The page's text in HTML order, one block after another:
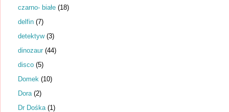
czarno- białe (18)
delfin (7)
detektyw (3)
dinozaur (44)
disco (5)
Domek (10)
Dora (2)
Dr Dośka (1)